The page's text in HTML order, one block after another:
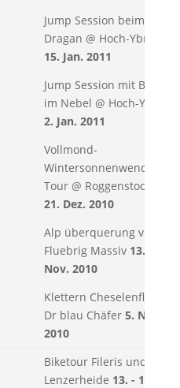
Jump Session beim
Dragan @ Hoch-Ybrig
15. Jan. 2011
Jump Session mit Blitz
im Nebel @ Hoch-Ybrig
2. Jan. 2011
Vollmond-
Wintersonnenwende
Tour @ Roggenstock
21. Dez. 2010
Alp überquerung vom
Fluebrig Massiv 13.
Nov. 2010
Klettern Cheselenflue:
Dr blau Chäfer 5. Nov.
2010
Biketour Fileris und
Lenzerheide 13. - 14.